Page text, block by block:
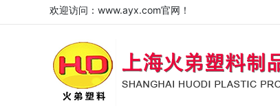
欢迎访问：www.ayx.com官网！